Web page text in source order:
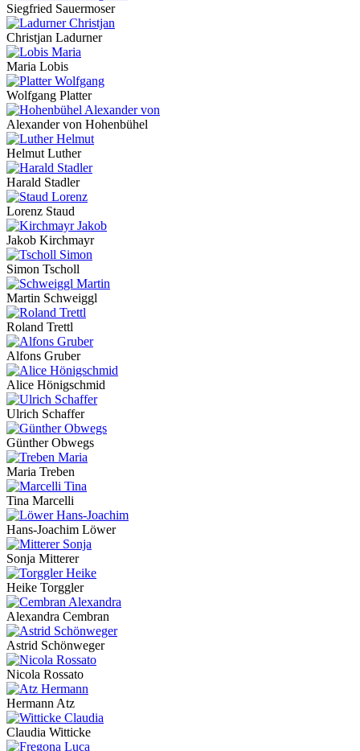
Siegfried Sauermoser
Christjan Ladurner
Maria Lobis
Wolfgang Platter
Alexander von Hohenbühel
Helmut Luther
Harald Stadler
Lorenz Staud
Jakob Kirchmayr
Simon Tscholl
Martin Schweiggl
Roland Trettl
Alfons Gruber
Alice Hönigschmid
Ulrich Schaffer
Günther Obwegs
Maria Treben
Tina Marcelli
Hans-Joachim Löwer
Sonja Mitterer
Heike Torggler
Alexandra Cembran
Astrid Schönweger
Nicola Rossato
Hermann Atz
Claudia Witticke